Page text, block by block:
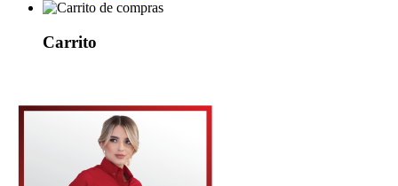
Carrito